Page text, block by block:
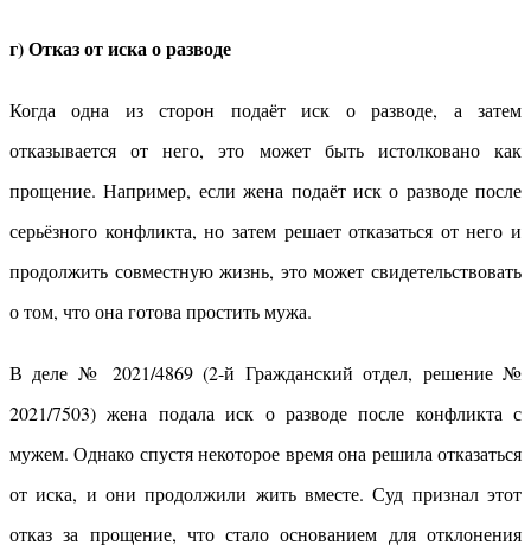
г) Отказ от иска о разводе
Когда одна из сторон подаёт иск о разводе, а затем
отказывается от него, это может быть истолковано как
прощение. Например, если жена подаёт иск о разводе после
серьёзного конфликта, но затем решает отказаться от него и
продолжить совместную жизнь, это может свидетельствовать
о том, что она готова простить мужа.
В деле № 2021/4869 (2-й Гражданский отдел, решение №
2021/7503) жена подала иск о разводе после конфликта с
мужем. Однако спустя некоторое время она решила отказаться
от иска, и они продолжили жить вместе. Суд признал этот
отказ за прощение, что стало основанием для отклонения